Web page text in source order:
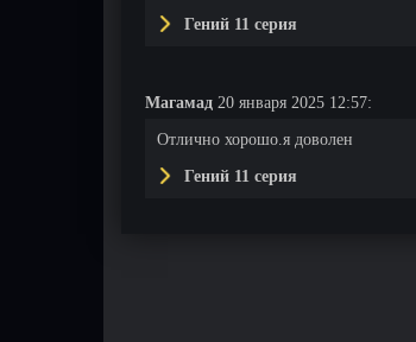
Гений 11 серия
Магамад 20 января 2025 12:57:
Отлично хорошо.я доволен
Гений 11 серия